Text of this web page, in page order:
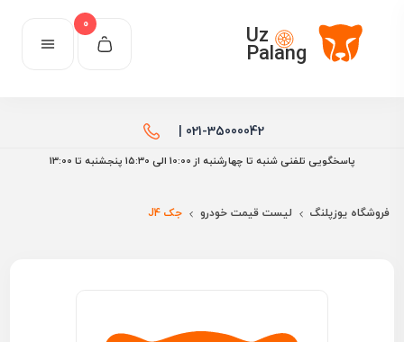
Uz
Palang
0
021-35000042 |
پاسخگویی تلفنی شنبه تا چهارشنبه از 10:00 الی ۱۵:30 پنجشنبه تا 13:00
فروشگاه یوزپلنگ لیست قیمت خودرو جک J4